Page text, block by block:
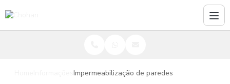
Impermeabilização de paredes